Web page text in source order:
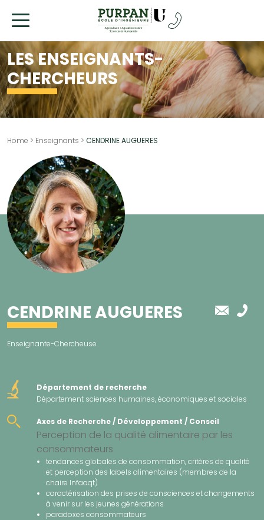
LES ENSEIGNANTS-
CHERCHEURS
Home > Enseignants > CENDRINE AUGUERES
CENDRINE AUGUERES
Enseignante-Chercheuse
Département de recherche
Département sciences humaines, économiques et sociales
Axes de Recherche / Développement / Conseil
Perception de la qualité alimentaire par les
consommateurs
tendances globales de consommation, critères de qualité
et perception des labels alimentaires (membres de la
chaire Infaaqt)
caractérisation des prises de consciences et changements
à venir sur les jeunes générations
paradoxes consommateurs